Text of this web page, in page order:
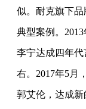
似。耐克旗下品
典型案例。
李宁达成四年代
右。2017年5月
郭艾伦，达成